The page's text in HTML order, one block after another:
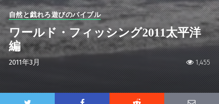
1,455
自然と戯れろ遊びのバイブル
ワールド・フィッシング2011太平洋
編
2011年3月